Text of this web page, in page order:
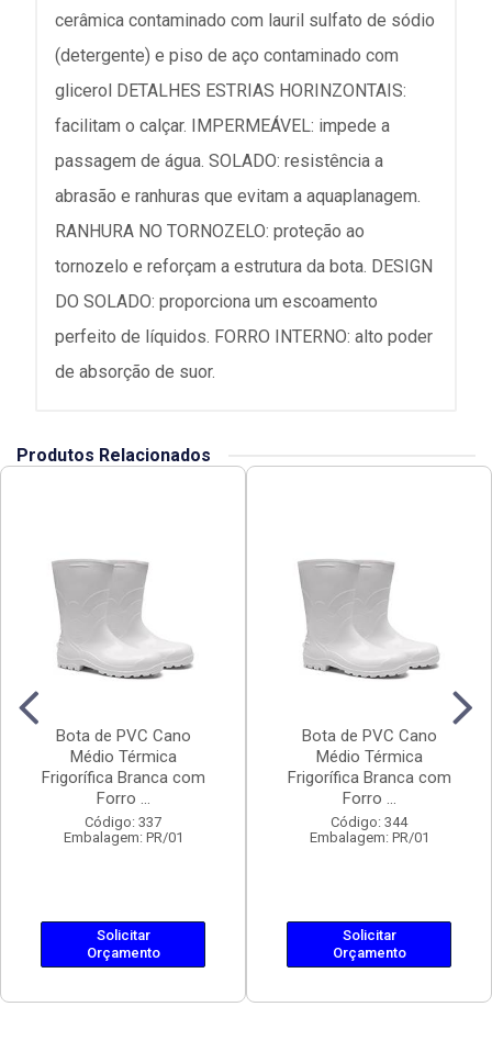
cerâmica contaminado com lauril sulfato de sódio
(detergente) e piso de aço contaminado com
glicerol DETALHES ESTRIAS HORINZONTAIS:
facilitam o calçar. IMPERMEÁVEL: impede a
passagem de água. SOLADO: resistência a
abrasão e ranhuras que evitam a aquaplanagem.
RANHURA NO TORNOZELO: proteção ao
tornozelo e reforçam a estrutura da bota. DESIGN
DO SOLADO: proporciona um escoamento
perfeito de líquidos. FORRO INTERNO: alto poder
de absorção de suor.
Produtos Relacionados
Bota de PVC Cano
Médio Térmica
Frigorífica Branca com
Forro ...
Código: 337
Embalagem: PR/01
Solicitar
Orçamento
Bota de PVC Cano
Médio Térmica
Frigorífica Branca com
Forro ...
Código: 344
Embalagem: PR/01
Solicitar
Orçamento